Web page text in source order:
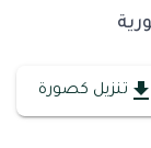
تنزيل كصورة